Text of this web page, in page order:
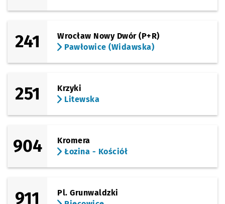
241
Wrocław Nowy Dwór (P+R)
Pawłowice (Widawska)
251
Krzyki
Litewska
904
Kromera
Łozina - Kościół
911
Pl. Grunwaldzki